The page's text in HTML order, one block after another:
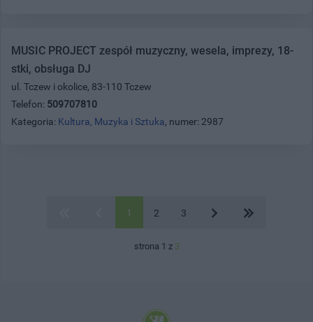
MUSIC PROJECT zespół muzyczny, wesela, imprezy, 18-
stki, obsługa DJ
ul. Tczew i okolice, 83-110 Tczew
Telefon: 509707810
Kategoria: Kultura, Muzyka i Sztuka, numer: 2987
1 2 3
strona 1 z 3